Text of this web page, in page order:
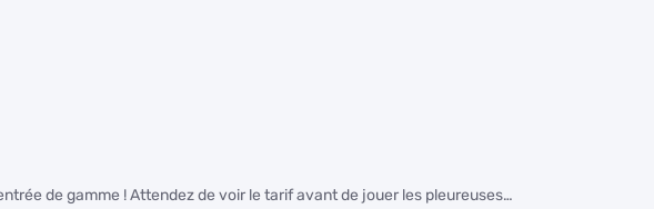
de gamme ! Attendez de voir le tarif avant de jouer les pleureuses…